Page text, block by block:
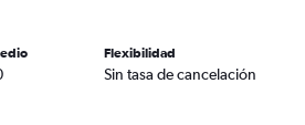
Flexibilidad
Sin tasa de cancelación